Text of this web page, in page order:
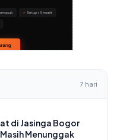
7 hari
di Jasinga Bogor
Menunggak